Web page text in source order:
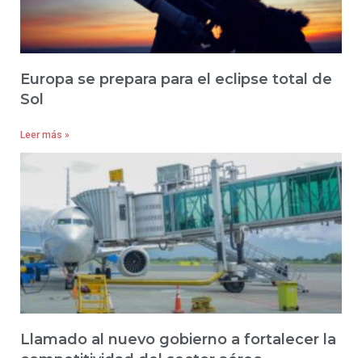
Europa se prepara para el eclipse total de
Sol
Leer más »
Llamado al nuevo gobierno a fortalecer la